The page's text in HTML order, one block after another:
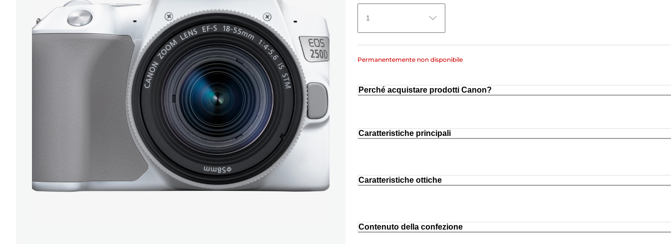
1
Permanentemente non disponibile
Perché acquistare prodotti Canon?
Caratteristiche principali
Caratteristiche ottiche
Contenuto della confezione